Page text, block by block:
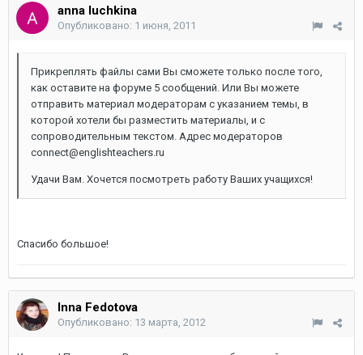
anna luchkina
Опубликовано: 1 июня, 2011
Прикреплять файлы сами Вы сможете только после того,
как оставите на форуме 5 сообщений. Или Вы можете
отправить материал модераторам с указанием темы, в
которой хотели бы разместить материалы, и с
сопроводительным текстом. Адрес модераторов
connect@englishteachers.ru
Удачи Вам. Хочется посмотреть работу Ваших учащихся!
Спасибо большое!
Inna Fedotova
Опубликовано: 13 марта, 2012